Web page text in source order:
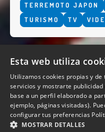
TERREMOTO JAPON
TURISMO
TV
Esta web utiliza
Utilizamos cookies propias y
servicios y mostrarte
base a un perfil elaborado a
ejemplo, páginas visitadas).
configurar tus preferencias
MOSTRAR DETALLES